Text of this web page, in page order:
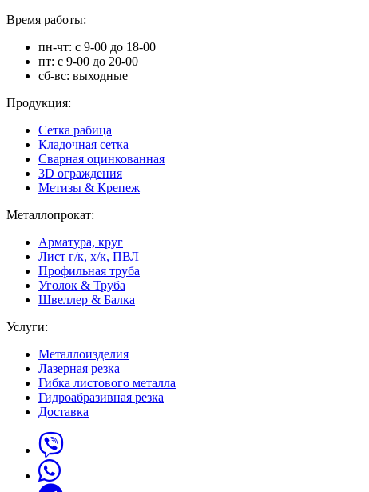
Время работы:
пн-чт: с 9-00 до 18-00
пт: с 9-00 до 20-00
сб-вс: выходные
Продукция:
Сетка рабица
Кладочная сетка
Сварная оцинкованная
3D ограждения
Метизы & Крепеж
Металлопрокат:
Арматура, круг
Лист г/к, х/к, ПВЛ
Профильная труба
Уголок & Труба
Швеллер & Балка
Услуги:
Металлоизделия
Лазерная резка
Гибка листового металла
Гидроабразивная резка
Доставка